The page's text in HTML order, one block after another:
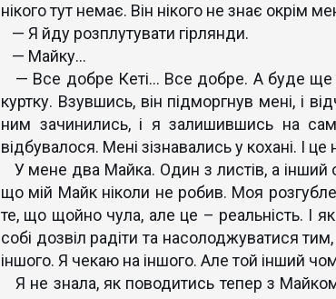
нікого тут немає. Він нікого не знає окрім
— Я йду розплутувати гірлянди.
— Майку…
— Все добре Кеті… Все добре. А буде
куртку. Взувшись, він підморгнув мені, і
ним зачинились, і я залишившись на
відбувалося. Мені зізнавались у кохані. І це
У мене два Майка. Один з листів, а інший
що мій Майк ніколи не робив. Моя
те, що щойно чула, але це – реальність. І
собі дозвіл радіти та насолоджуватися
іншого. Я чекаю на іншого. Але той інший
Я не знала, як поводитись тепер з